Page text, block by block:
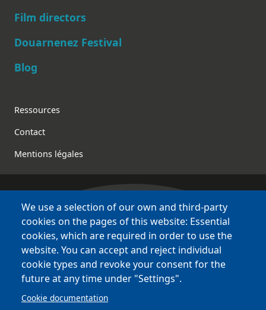
Main navigation
Film directors
Douarnenez Festival
Blog
Footer
Ressources
Contact
Mentions légales
Bretagne Culture Diversité
various websites !
Sites
BCD
Bazhvalan
Bécédia
BED
We use a selection of our own and third-party
cookies on the pages of this website: Essential
cookies, which are required in order to use the
website. You can accept and reject individual
cookie types and revoke your consent for the
future at any time under "Settings".
Cookie documentation